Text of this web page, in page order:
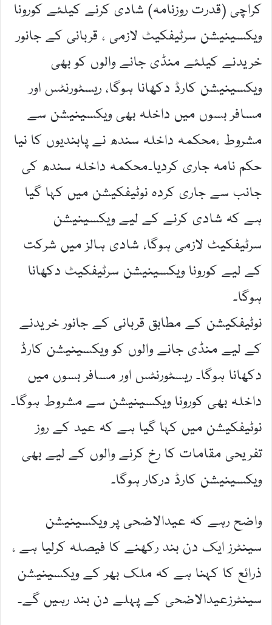
کراچی (قدرت روزنامہ) شادی کرنے کیلئے کورونا
ویکسینیشن سرٹیفکیٹ لازمی ، قربانی کے جانور
خریدنے کیلئے منڈی جانے والوں کو بھی
ویکسینیشن کارڈ دکھانا ہوگا، ریسٹورنٹس اور
مسافر بسوں میں داخلہ بھی ویکسینیشن سے
مشروط ،محکمہ داخلہ سندھ نے پابندیوں کا نیا
حکم نامہ جاری کردیا۔محکمہ داخلہ سندھ کی
جانب سے جاری کردہ نوٹیفکیشن میں کہا گیا
ہے کہ شادی کرنے کے لیے ویکسینیشن
سرٹیفکیٹ لازمی ہوگا، شادی ہالز میں شرکت
کے لیے کورونا ویکسینیشن سرٹیفکیٹ دکھانا
ہوگا۔
نوٹیفکیشن کے مطابق قربانی کے جانور خریدنے
کے لیے منڈی جانے والوں کو ویکسینیشن کارڈ
دکھانا ہوگا۔ ریسٹورنٹس اور مسافر بسوں میں
داخلہ بھی کورونا ویکسینیشن سے مشروط ہوگا۔
نوٹیفکیشن میں کہا گیا ہے کہ عید کے روز
تفریحی مقامات کا رخ کرنے والوں کے لیے بھی
ویکسینیشن کارڈ درکار ہوگا۔
واضح رہے کہ عیدالاضحی پر ویکسینیشن
سینٹرز ایک دن بند رکھنے کا فیصلہ کرلیا ہے ،
ذرائع کا کہنا ہے کہ ملک بھر کے ویکسینیشن
سینٹرزعیدالاضحی کے پہلے دن بند رہیں گے۔